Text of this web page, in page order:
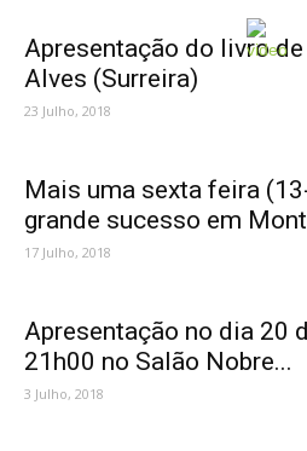
Apresentação do livro
Alves (Surreira)
23 Julho, 2018
Mais uma sexta feira
grande sucesso em
17 Julho, 2018
Apresentação no dia 20
21h00 no Salão Nobre...
3 Julho, 2018